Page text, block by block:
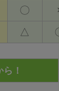
〇
△